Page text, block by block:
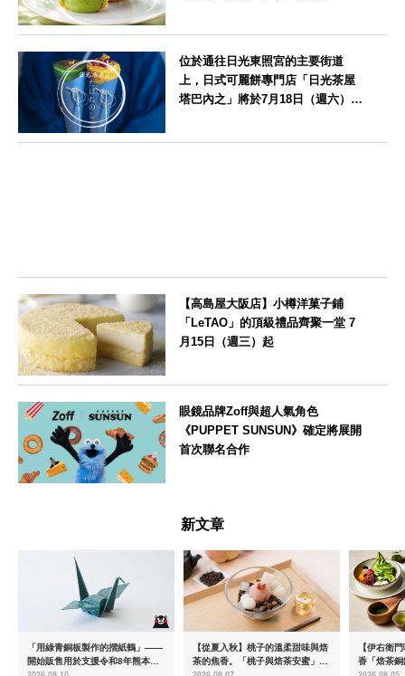
位於通往日光東照宮的主要街道
上，日式可麗餅專門店「日光茶屋
塔巴內之」將於7月18日（週六）開
【高島屋大阪店】小樽洋菓子鋪
「LeTAO」的頂級禮品齊聚一堂 7
月15日（週三）起
眼鏡品牌Zoff與超人氣角色
《PUPPET SUNSUN》確定將展開
首次聯名合作
新文章
「用綠青銅板製作的摺紙鶴」——
開始販售用於支援令和8年熊本地
【從夏入秋】桃子的溫柔甜味與焙
茶的焦香。「桃子與焙茶安蜜」將
【伊右衛
香「焙茶